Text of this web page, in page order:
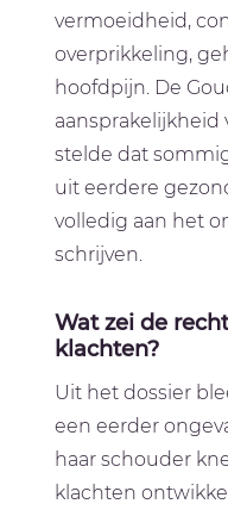
vermoeidheid,
overprikkeling,
hoofdpijn. De
aansprakelijkheid
stelde dat
uit eerdere
volledig aan het
schrijven.
Wat zei de
klachten?
Uit het dossier
een eerder
haar schouder
klachten